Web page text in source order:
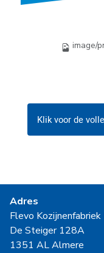
image/
Klik voor de
Adres
Flevo Kozijnenfabriek
De Steiger 128A
1351 AL Almere